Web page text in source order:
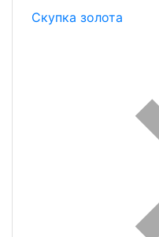
Скупка золота